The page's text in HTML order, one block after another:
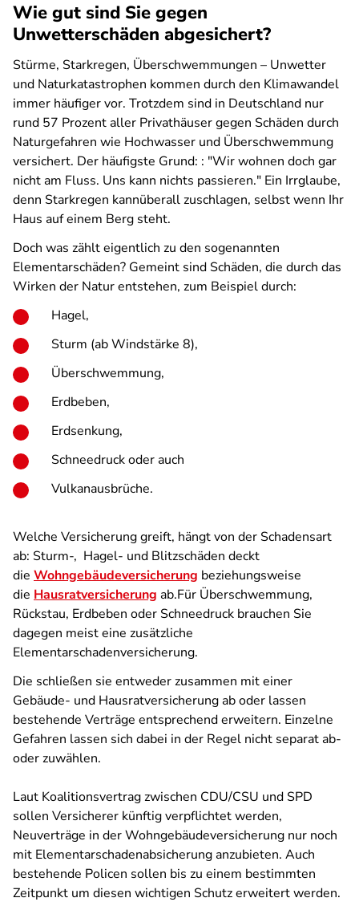
Wie gut sind Sie gegen
Unwetterschäden abgesichert?
Stürme, Starkregen, Überschwemmungen – Unwetter
und Naturkatastrophen kommen durch den Klimawandel
immer häufiger vor. Trotzdem sind in Deutschland nur
rund 57 Prozent aller Privathäuser gegen Schäden durch
Naturgefahren wie Hochwasser und Überschwemmung
versichert. Der häufigste Grund: : "Wir wohnen doch gar
nicht am Fluss. Uns kann nichts passieren." Ein Irrglaube,
denn Starkregen kannüberall zuschlagen, selbst wenn Ihr
Haus auf einem Berg steht.
Doch was zählt eigentlich zu den sogenannten
Elementarschäden? Gemeint sind Schäden, die durch das
Wirken der Natur entstehen, zum Beispiel durch:
Hagel,
Sturm (ab Windstärke 8),
Überschwemmung,
Erdbeben,
Erdsenkung,
Schneedruck oder auch
Vulkanausbrüche.
Welche Versicherung greift, hängt von der Schadensart
ab: Sturm-, Hagel- und Blitzschäden deckt
die Wohngebäudeversicherung beziehungsweise
die Hausratversicherung ab.Für Überschwemmung,
Rückstau, Erdbeben oder Schneedruck brauchen Sie
dagegen meist eine zusätzliche
Elementarschadenversicherung.
Die schließen sie entweder zusammen mit einer
Gebäude- und Hausratversicherung ab oder lassen
bestehende Verträge entsprechend erweitern. Einzelne
Gefahren lassen sich dabei in der Regel nicht separat ab-
oder zuwählen.
Laut Koalitionsvertrag zwischen CDU/CSU und SPD
sollen Versicherer künftig verpflichtet werden,
Neuverträge in der Wohngebäudeversicherung nur noch
mit Elementarschadenabsicherung anzubieten. Auch
bestehende Policen sollen bis zu einem bestimmten
Zeitpunkt um diesen wichtigen Schutz erweitert werden.